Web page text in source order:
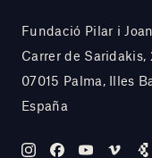
Fundació Pilar i
Carrer de Saridakis,
07015 Palma, Illes
España